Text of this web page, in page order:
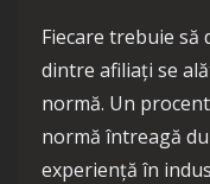
Fiecare trebuie să
dintre afiliați se
normă. Un
normă întreagă
experiență în